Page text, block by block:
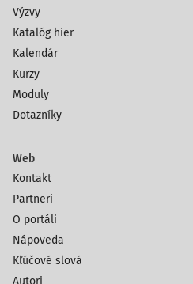
Výzvy
Katalóg hier
Kalendár
Kurzy
Moduly
Dotazníky
Web
Kontakt
Partneri
O portáli
Nápoveda
Kľúčové slová
Autori